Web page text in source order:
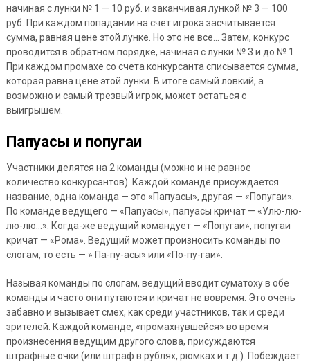
начиная с лунки № 1 — 10 руб. и заканчивая лункой № 3 — 100
руб. При каждом попадании на счет игрока засчитывается
сумма, равная цене этой лунке. Но это не все… Затем, конкурс
проводится в обратном порядке, начиная с лунки № 3 и до № 1.
При каждом промахе со счета конкурсанта списывается сумма,
которая равна цене этой лунки. В итоге самый ловкий, а
возможно и самый трезвый игрок, может остаться с
выигрышем.
Папуасы и попугаи
Участники делятся на 2 команды (можно и не равное
количество конкурсантов). Каждой команде присуждается
название, одна команда — это «Папуасы», другая — «Попугаи».
По команде ведущего — «Папуасы», папуасы кричат — «Улю-лю-
лю-лю…». Когда-же ведущий командует — «Попугаи», попугаи
кричат — «Рома». Ведущий может произносить команды по
слогам, то есть — » Па-пу-асы» или «По-пу-гаи».
Называя команды по слогам, ведущий вводит суматоху в обе
команды и часто они путаются и кричат не вовремя. Это очень
забавно и вызывает смех, как среди участников, так и среди
зрителей. Каждой команде, «промахнувшейся» во время
произнесения ведущим другого слова, присуждаются
штрафные очки (или штраф в рублях, рюмках и.т.д.). Побеждает